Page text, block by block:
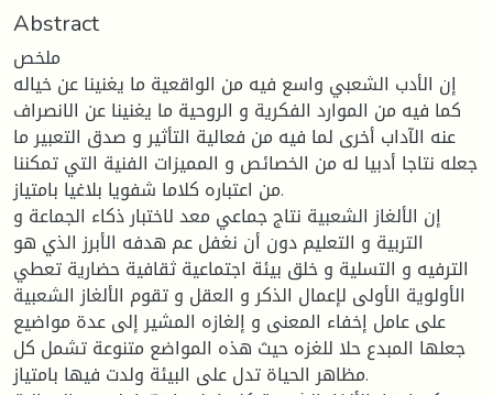
Abstract
ملخص
إن الأدب الشعبي واسع فيه من الواقعية ما يغنينا عن خياله
كما فيه من الموارد الفكرية و الروحية ما يغنينا عن الانصراف
عنه الآداب أخرى لما فيه من فعالية التأثير و صدق التعبير ما
جعله نتاجا أدبيا له من الخصائص و المميزات الفنية التي تمكننا
من اعتباره كلاما شفويا بلاغيا بامتياز.
إن الألغاز الشعبية نتاج جماعي معد لاختبار ذكاء الجماعة و
التربية و التعليم دون أن نغفل عم هدفه الأبرز الذي هو
الترفيه و التسلية و خلق بيئة اجتماعية ثقافية حضارية تعطي
الأولوية الأولى لإعمال الذكر و العقل و تقوم الألغاز الشعبية
على عامل إخفاء المعنى و إلغازه المشير إلى عدة مواضيع
جعلها المبدع حلا للغزه حيث هذه المواضع متنوعة تشمل كل
مظاهر الحياة تدل على البيئة ولدت فيها بامتياز.